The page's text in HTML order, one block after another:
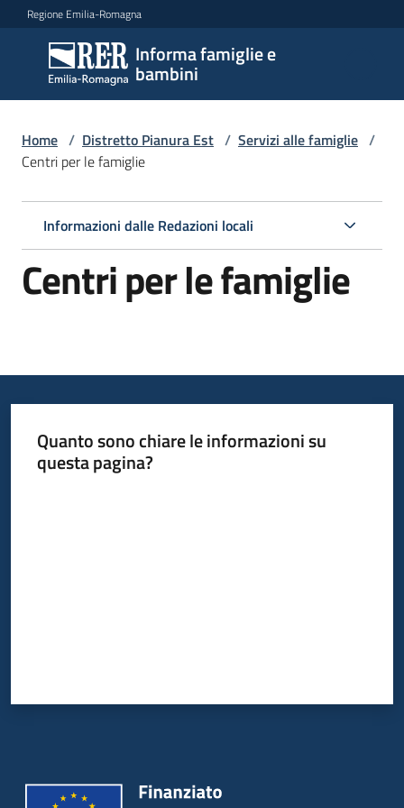
Vai al contenuto
Vai alla navigazione
Vai al footer
Regione Emilia-Romagna
Informa famiglie e
bambini
Informa
famiglie
e
bambini
Argomenti
Servizi
Menu selezionato
le
Informazioni
Home / Distretto Pianura Est / Servizi alle famiglie /
Centri per le famiglie
Informazioni dalle Redazioni locali
Centri per le famiglie
Quanto sono chiare le informazioni su
questa pagina?